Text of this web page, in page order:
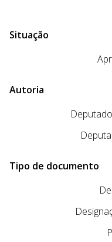
Situação
Autoria
Tipo de documento